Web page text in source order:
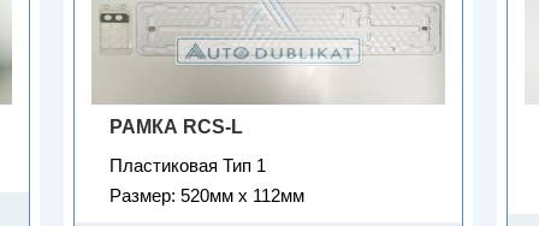
РАМКА RCS-L
Пластиковая Тип 1
Размер: 520мм х 112мм